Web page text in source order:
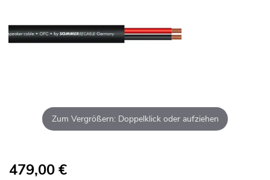
Zum Vergrößern: Doppelklick oder aufziehen
479,00€